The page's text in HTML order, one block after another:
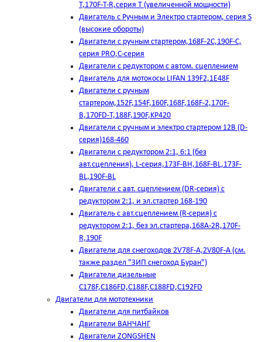
T,170F-T-R,серия Т (увеличенной мощности)
Двигатель с Ручным и Электро стартером, серия S
(высокие обороты)
Двигатели с ручным стартером,168F-2C,190F-C,
серия PRO,C-серия
Двигатели с редуктором с автом. сцеплением
Двигатель для мотокосы LIFAN 139F2,1E48F
Двигатели с ручным
стартером,152F,154F,160F,168F,168F-2,170F-
B,170FD-T,188F,190F,KP420
Двигатели с ручным и электро стартером 12В (D-
серия)168-460
Двигатели с редуктором 2:1, 6:1 (без
авт.сцепления), L-серия,173F-BH,168F-BL,173F-
BL,190F-BL
Двигатели с авт. сцеплением (DR-серия) с
редуктором 2:1, и эл.стартер 168-190
Двигатель с авт.сцеплением (R-серия) с
редуктором 2:1, без эл.стартера,168А-2R,170F-
R,190F
Двигатели для снегоходов 2V78F-A,2V80F-A (см.
также раздел "ЗИП снегоход Буран")
Двигатели дизельные
C178F,С186FD,C188F,C188FD,C192FD
Двигатели для мототехники
Двигатели для питбайков
Двигатели ВАНЧАНГ
Двигатели ZONGSHEN